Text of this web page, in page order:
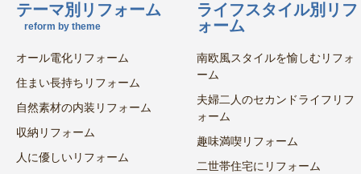
テーマ別リフォーム
reform by theme
オール電化リフォーム
住まい長持ちリフォーム
自然素材の内装リフォーム
収納リフォーム
人に優しいリフォーム
ライフスタイル別リフ
ォーム
南欧風スタイルを愉しむリフォ
ーム
夫婦二人のセカンドライフリフ
ォーム
趣味満喫リフォーム
二世帯住宅にリフォーム